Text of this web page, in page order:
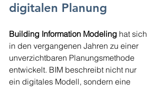
digitalen Planung
Building Information Modeling hat sich
in den vergangenen Jahren zu einer
unverzichtbaren Planungsmethode
entwickelt. BIM beschreibt nicht nur
ein digitales Modell, sondern eine